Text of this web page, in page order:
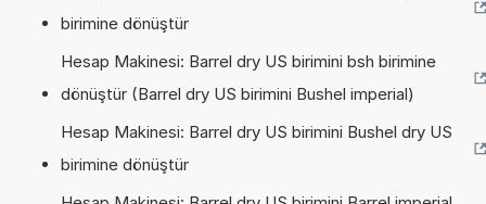
birimine dönüştür
Hesap Makinesi: Barrel dry US birimini bsh birimine
dönüştür (Barrel dry US birimini Bushel imperial)
Hesap Makinesi: Barrel dry US birimini Bushel dry US
birimine dönüştür